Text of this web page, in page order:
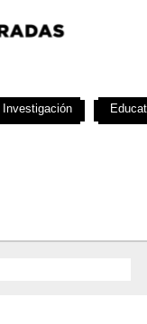
Investigación